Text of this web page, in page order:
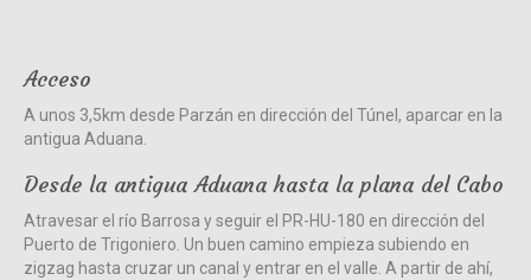
Acceso
A unos 3,5km desde Parzán en dirección del Túnel, aparcar en la
antigua Aduana.
Desde la antigua Aduana hasta la plana del Cabo
Atravesar el río Barrosa y seguir el PR-HU-180 en dirección del
Puerto de Trigoniero. Un buen camino empieza subiendo en
zigzag hasta cruzar un canal y entrar en el valle. A partir de ahí,